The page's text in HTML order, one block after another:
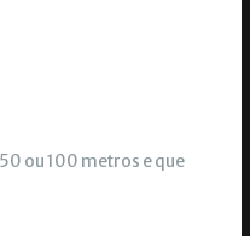
ou 100 metros e que